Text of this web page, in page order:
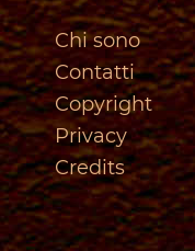
Chi sono
Contatti
Copyright
Privacy
Credits